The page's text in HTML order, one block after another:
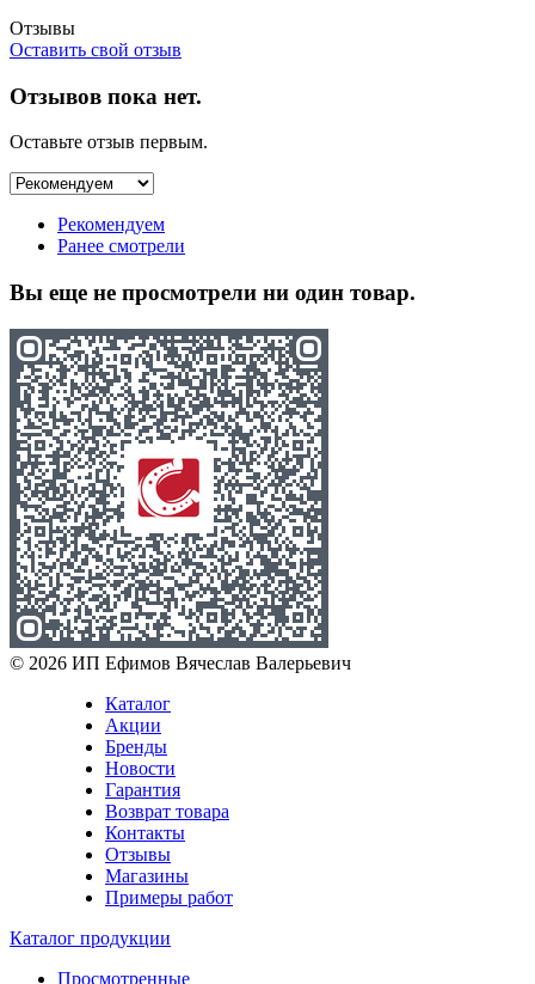
Отзывы
Оставить свой отзыв
Отзывов пока нет.
Оставьте отзыв первым.
Рекомендуем
Ранее смотрели
Вы еще не просмотрели ни один товар.
© 2026 ИП Ефимов Вячеслав Валерьевич
Каталог
Акции
Бренды
Новости
Гарантия
Возврат товара
Контакты
Отзывы
Магазины
Примеры работ
Каталог продукции
Просмотренные